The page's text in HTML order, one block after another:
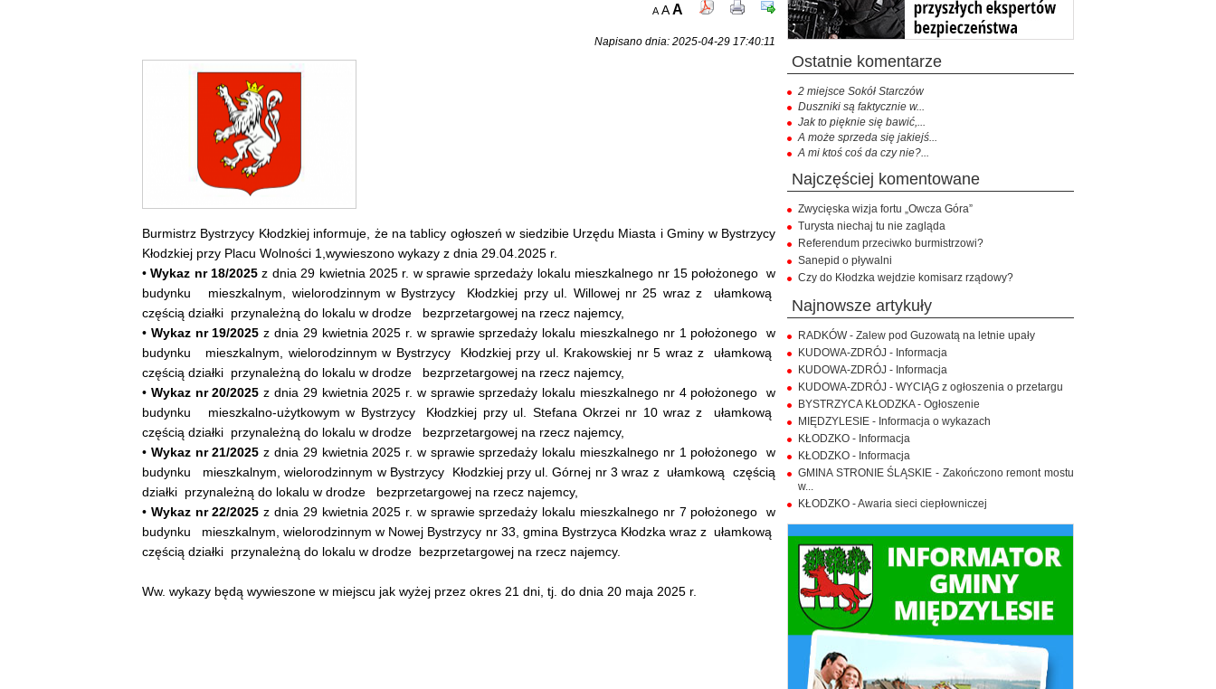
A AA
Napisano dnia: 2025-04-29 17:40:11
Burmistrz Bystrzycy Kłodzkiej informuje, że na tablicy ogłoszeń w siedzibie Urzędu Miasta i Gminy w Bystrzycy
Kłodzkiej przy Placu Wolności 1,wywieszono wykazy z dnia 29.04.2025 r.
•Wykaz nr 18/2025 z dnia 29 kwietnia 2025 r. w sprawie sprzedaży lokalu mieszkalnego nr 15 położonego w
budynku mieszkalnym, wielorodzinnym w Bystrzycy Kłodzkiej przy ul. Willowej nr 25 wraz z ułamkową
częścią działki przynależną do lokalu w drodze bezprzetargowej na rzecz najemcy,
• Wykaz nr 19/2025 z dnia 29 kwietnia 2025 r. w sprawie sprzedaży lokalu mieszkalnego nr 1 położonego w
budynku mieszkalnym, wielorodzinnym w Bystrzycy Kłodzkiej przy ul. Krakowskiej nr 5 wraz z ułamkową
częścią działki przynależną do lokalu w drodze bezprzetargowej na rzecz najemcy,
• Wykaz nr 20/2025 z dnia 29 kwietnia 2025 r. w sprawie sprzedaży lokalu mieszkalnego nr 4 położonego w
budynku mieszkalno-użytkowym w Bystrzycy Kłodzkiej przy ul. Stefana Okrzei nr 10 wraz z ułamkową
częścią działki przynależną do lokalu w drodze bezprzetargowej na rzecz najemcy,
• Wykaz nr 21/2025 z dnia 29 kwietnia 2025 r. w sprawie sprzedaży lokalu mieszkalnego nr 1 położonego w
budynku mieszkalnym, wielorodzinnym w Bystrzycy Kłodzkiej przy ul. Górnej nr 3 wraz z ułamkową częścią
działki przynależną do lokalu w drodze bezprzetargowej na rzecz najemcy,
• Wykaz nr 22/2025 z dnia 29 kwietnia 2025 r. w sprawie sprzedaży lokalu mieszkalnego nr 7 położonego w
budynku mieszkalnym, wielorodzinnym w Nowej Bystrzycy nr 33, gmina Bystrzyca Kłodzka wraz z ułamkową
częścią działki przynależną do lokalu w drodze bezprzetargowej na rzecz najemcy.
Ww. wykazy będą wywieszone w miejscu jak wyżej przez okres 21 dni, tj. do dnia 20 maja 2025 r.
ostatnie komentarze
2 miejsce Sokół Starczów
Duszniki są faktycznie w...
Jak to pięknie się bawić,...
A może sprzeda się jakiejś...
A mi ktoś coś da czy nie?...
najczęściej komentowane
Zwycięska wizja fortu „Owcza Góra”
Turysta niechaj tu nie zagląda
Referendum przeciwko burmistrzowi?
Sanepid o pływalni
Czy do Kłodzka wejdzie komisarz rządowy?
najnowsze artykuły
RADKÓW - Zalew pod Guzowatą na letnie upały
KUDOWA-ZDRÓJ - Informacja
KUDOWA-ZDRÓJ - Informacja
KUDOWA-ZDRÓJ - WYCIĄG z ogłoszenia o przetargu
BYSTRZYCA KŁODZKA - Ogłoszenie
MIĘDZYLESIE - Informacja o wykazach
KŁODZKO - Informacja
KŁODZKO - Informacja
GMINA STRONIE ŚLĄSKIE - Zakończono remont mostu
w...
KŁODZKO - Awaria sieci ciepłowniczej